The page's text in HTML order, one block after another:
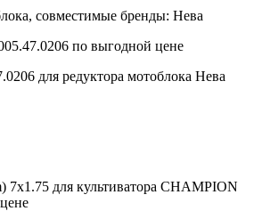
совместимые бренды: Нева
по выгодной цене
для редуктора мотоблока Нева
для культиватора CHAMPION